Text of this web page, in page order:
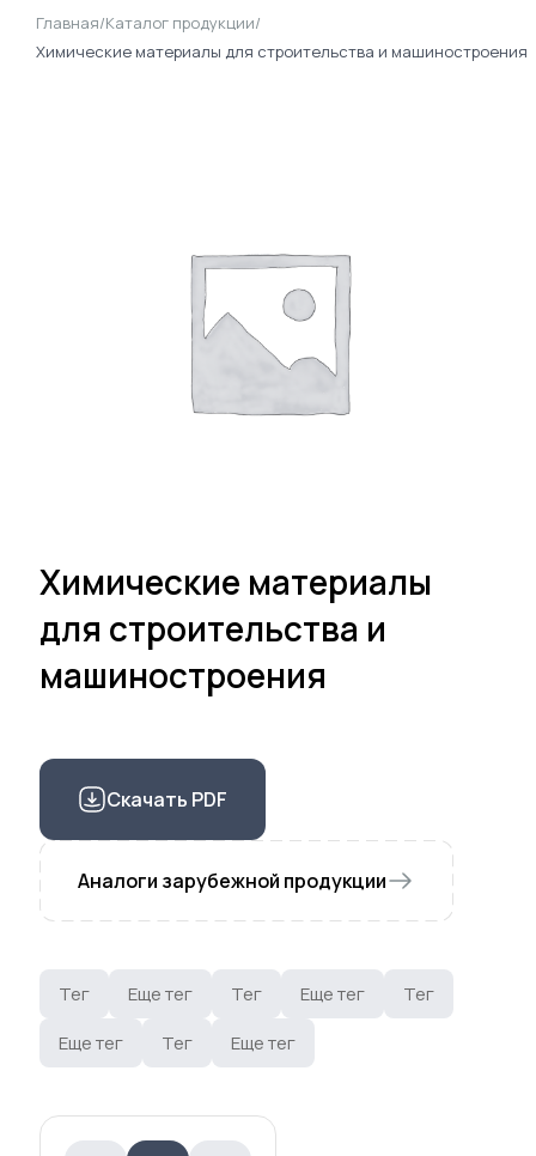
Главная/Каталог продукции/
Химические материалы для строительства и машиностроения
Химические материалы
для строительства и
машиностроения
Скачать PDF
Аналоги зарубежной продукции
Тег Еще тег Тег Еще тег
Тег
Еще тег
Тег Еще тег